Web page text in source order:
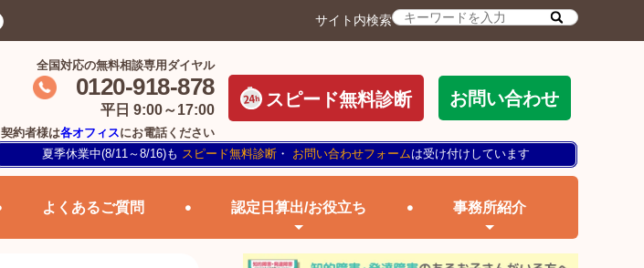
サイト内検索
全国対応の無料相談専用ダイヤル
0120-918-878
平日 9:00～17:00
契約者様は各オフィスにお電話ください
スピード無料診断 お問い合わせ
夏季休業中(8/11～8/16)も スピード無料診断 ・ お問い合わせフォームは受け付けしています
よくあるご質問 認定日算出/お役立ち 事務所紹介